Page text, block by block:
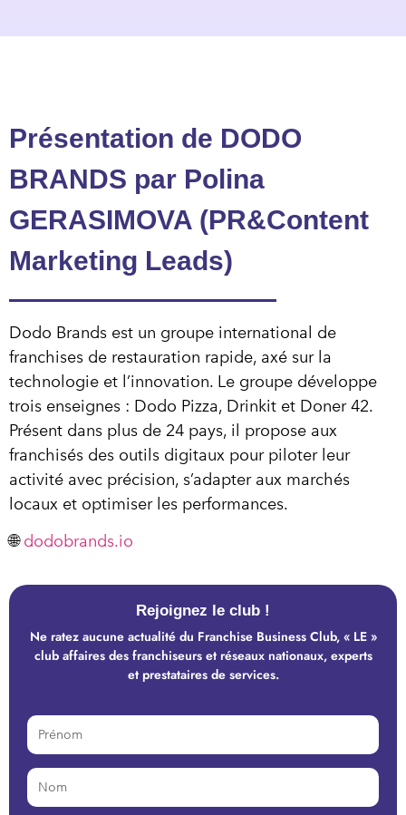
Rejoignez le club !
Ne ratez aucune actualité du Franchise Business Club, « LE »
club affaires des franchiseurs et réseaux nationaux, experts
et prestataires de services.
Présentation de DODO
BRANDS par Polina
GERASIMOVA (PR&Content
Marketing Leads)
Dodo Brands est un groupe international de
franchises de restauration rapide, axé sur la
technologie et l’innovation. Le groupe développe
trois enseignes : Dodo Pizza, Drinkit et Doner 42.
Présent dans plus de 24 pays, il propose aux
franchisés des outils digitaux pour piloter leur
activité avec précision, s’adapter aux marchés
locaux et optimiser les performances.
🌐dodobrands.io